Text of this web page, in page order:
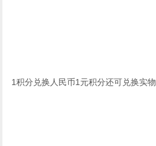
1积分兑换人民币1元积分还可兑换实物